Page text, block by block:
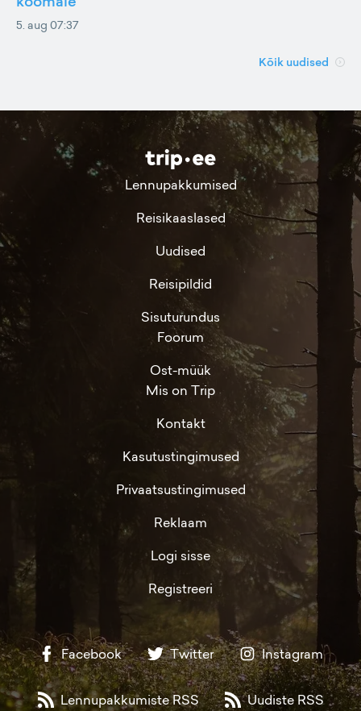
5. aug 07:37
Kõik uudised
Lennupakkumised
Reisikaaslased
Uudised
Reisipildid
Sisuturundus
Foorum
Ost-müük
Mis on Trip
Kontakt
Kasutustingimused
Privaatsustingimused
Reklaam
Logi sisse
Registreeri
Facebook Twitter Instagram
Lennupakkumiste RSS Uudiste RSS